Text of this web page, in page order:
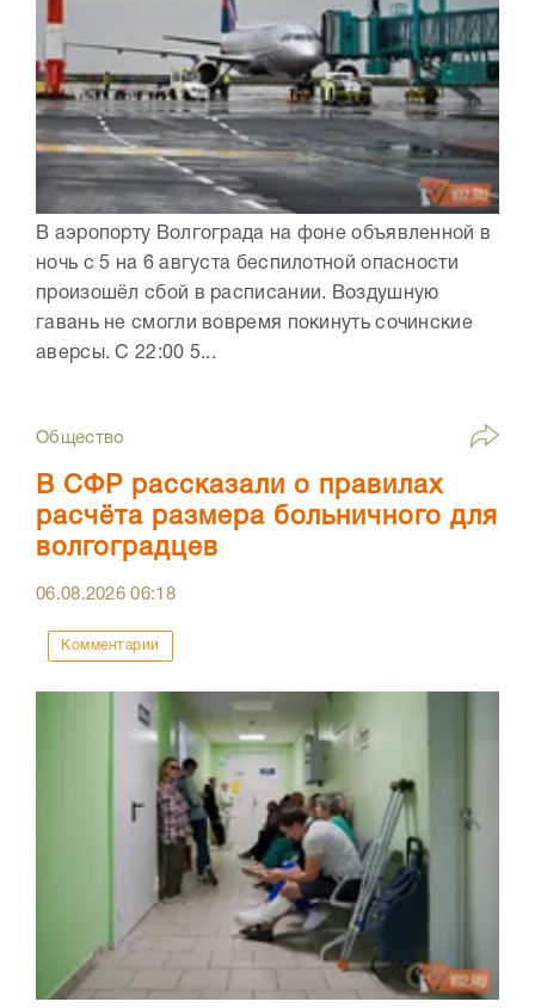
В аэропорту Волгограда на фоне объявленной в
ночь с 5 на 6 августа беспилотной опасности
произошёл сбой в расписании. Воздушную
гавань не смогли вовремя покинуть сочинские
аверсы. С 22:00 5...
Общество
В СФР рассказали о правилах
расчёта размера больничного для
волгоградцев
06.08.202606:18
Комментарии